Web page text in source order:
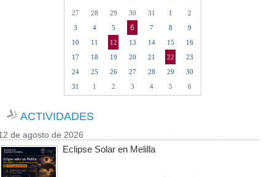
27 28 29 30 31 1
2
3
4 5 6 7 8
9
10
11 12 13 14 15
16
17
18 19 20 21 22
23
24
25 26 27 28 29
30
31
1 2 3 4 5 6
ACTIVIDADES
de agosto de 2026
Eclipse Solar en Melilla